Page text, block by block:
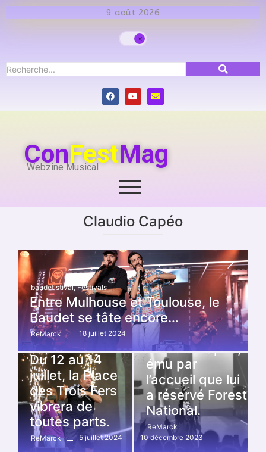
9 août 2026
ConFestMag
Webzine Musical
Claudio Capéo
baudet'stival, Festivals
Entre Mulhouse et Toulouse, le
Baudet se tâte encore…
ReMarck
18 juillet 2024
baudet'stival
Du 12 au 14
juillet, la Place
des Trois Fers
vibrera de
toutes parts.
ReMarck 5 juillet 2024
Concert Forest National
Claudio Capéo,
ému par
l’accueil que lui
a réservé Forest
National.
ReMarck
10 décembre 2023